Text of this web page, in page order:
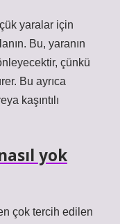
yaralar için
Bu, yaranın
çünkü
Bu ayrıca
kaşıntılı
yok
çok tercih edilen